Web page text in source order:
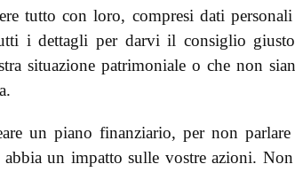
tutto con loro, compresi dati
i dettagli per darvi il consiglio
situazione patrimoniale o che non
un piano finanziario, per non
un impatto sulle vostre azioni. Non